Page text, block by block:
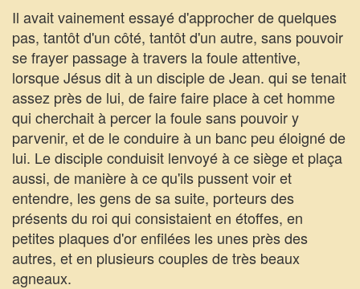
Il avait vainement essayé d'approcher de quelques
pas, tantôt d'un côté, tantôt d'un autre, sans pouvoir
se frayer passage à travers la foule attentive,
lorsque Jésus dit à un disciple de Jean. qui se tenait
assez près de lui, de faire faire place à cet homme
qui cherchait à percer la foule sans pouvoir y
parvenir, et de le conduire à un banc peu éloigné de
lui. Le disciple conduisit lenvoyé à ce siège et plaça
aussi, de manière à ce qu'ils pussent voir et
entendre, les gens de sa suite, porteurs des
présents du roi qui consistaient en étoffes, en
petites plaques d'or enfilées les unes près des
autres, et en plusieurs couples de très beaux
agneaux.